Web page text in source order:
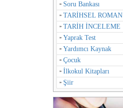
Soru Bankası
TARİHSEL ROMAN
TARİH İNCELEME
Yaprak Test
Yardımcı Kaynak
Çocuk
İlkokul Kitapları
Şiir